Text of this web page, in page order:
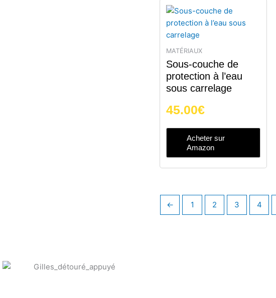
MATÉRIAUX
Sous-couche de
protection à l’eau
sous carrelage
45.00€
Acheter sur
Amazon
← 1 2 3 4